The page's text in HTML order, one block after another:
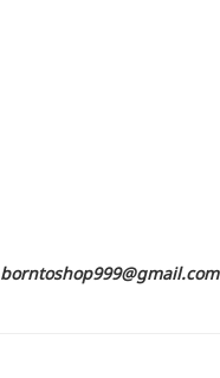
borntoshop999@gmail.com